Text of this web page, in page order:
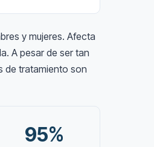
y mujeres. Afecta
A pesar de ser tan
de tratamiento son
95%